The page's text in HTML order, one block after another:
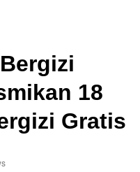
18
Gratis